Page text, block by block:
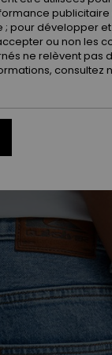
pour développer
ou non les
ne relèvent
consultez